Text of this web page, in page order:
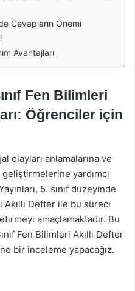
Cevapların Önemi
Avantajları
Fen Bilimleri
Öğrenciler için
olayları anlamalarına ve
yardımcı
5. sınıf düzeyinde
Akıllı Defter ile bu süreci
amaçlamaktadır. Bu
Fen Bilimleri Akıllı Defter
bir inceleme yapacağız.